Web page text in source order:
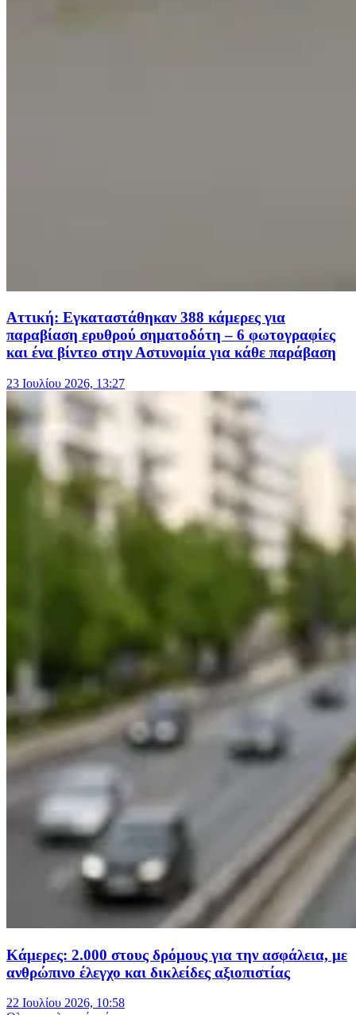
Αττική: Εγκαταστάθηκαν 388 κάμερες για
παραβίαση ερυθρού σηματοδότη – 6 φωτογραφίες
και ένα βίντεο στην Αστυνομία για κάθε παράβαση
23 Ιουλίου 2026, 13:27
Κάμερες: 2.000 στους δρόμους για την ασφάλεια, με
ανθρώπινο έλεγχο και δικλείδες αξιοπιστίας
22 Ιουλίου 2026, 10:58